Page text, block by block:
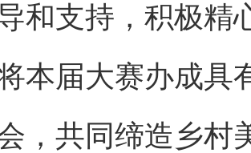
和支持，积极精
本届大赛办成具
，共同缔造乡村